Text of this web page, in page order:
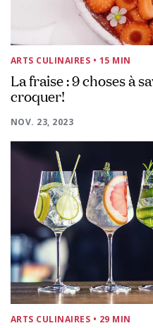
ARTS CULINAIRES • 15 MIN
La fraise : 9 choses à
croquer!
NOV. 23, 2023
ARTS CULINAIRES • 29 MIN